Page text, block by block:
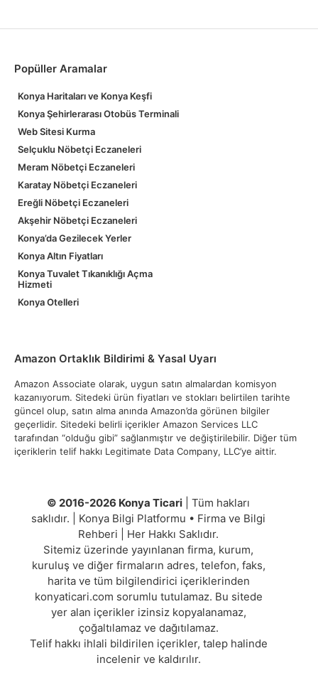
Popüller Aramalar
Konya Haritaları ve Konya Keşfi
Konya Şehirlerarası Otobüs Terminali
Web Sitesi Kurma
Selçuklu Nöbetçi Eczaneleri
Meram Nöbetçi Eczaneleri
Karatay Nöbetçi Eczaneleri
Ereğli Nöbetçi Eczaneleri
Akşehir Nöbetçi Eczaneleri
Konya’da Gezilecek Yerler
Konya Altın Fiyatları
Konya Tuvalet Tıkanıklığı Açma
Hizmeti
Konya Otelleri
Amazon Ortaklık Bildirimi & Yasal Uyarı
Amazon Associate olarak, uygun satın almalardan komisyon
kazanıyorum. Sitedeki ürün fiyatları ve stokları belirtilen tarihte
güncel olup, satın alma anında Amazon’da görünen bilgiler
geçerlidir. Sitedeki belirli içerikler Amazon Services LLC
tarafından “olduğu gibi” sağlanmıştır ve değiştirilebilir. Diğer tüm
içeriklerin telif hakkı Legitimate Data Company, LLC’ye aittir.
© 2016-2026 Konya Ticari | Tüm hakları
saklıdır. | Konya Bilgi Platformu • Firma ve Bilgi
Rehberi | Her Hakkı Saklıdır.
Sitemiz üzerinde yayınlanan firma, kurum,
kuruluş ve diğer firmaların adres, telefon, faks,
harita ve tüm bilgilendirici içeriklerinden
konyaticari.com sorumlu tutulamaz. Bu sitede
yer alan içerikler izinsiz kopyalanamaz,
çoğaltılamaz ve dağıtılamaz.
Telif hakkı ihlali bildirilen içerikler, talep halinde
incelenir ve kaldırılır.